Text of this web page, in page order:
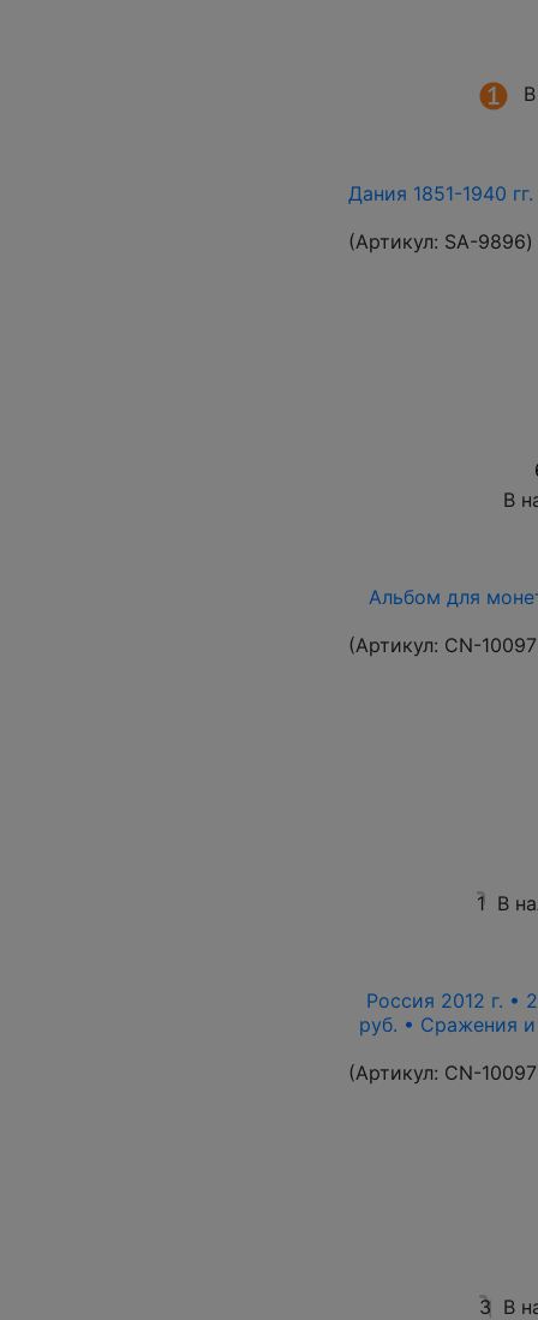
Дания 1851-1940
(Артикул: SA-9896)
В
Альбом для
(Артикул: CN-
1 В
Россия 2012 г. •
руб. • Сражения
(Артикул: CN-10097
3 В